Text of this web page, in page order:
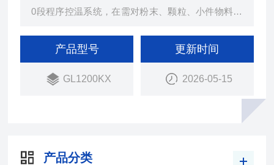
0段程序控温系统，在需对粉末、颗粒、小件物料进
配的优势产品型号
GL1200KX
更新时间
2026-05-15
产品分类